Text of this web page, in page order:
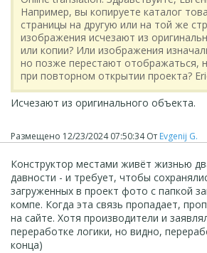
Например, вы копируете каталог
страницы на другую или на той же
изображения исчезают из
или копии? Или изображения
но позже перестают отображаться,
при повторном открытии проекта?
Исчезают из оригинального объекта.
Размещено 12/23/2024 07:50:34От Evgenij G.
Конструктор местами живёт жизнью
давности - и требует, чтобы
загруженных в проект фото с папкой
компе. Когда эта связь пропадает,
на сайте. Хотя производители и
переработке логики, но видно,
конца)